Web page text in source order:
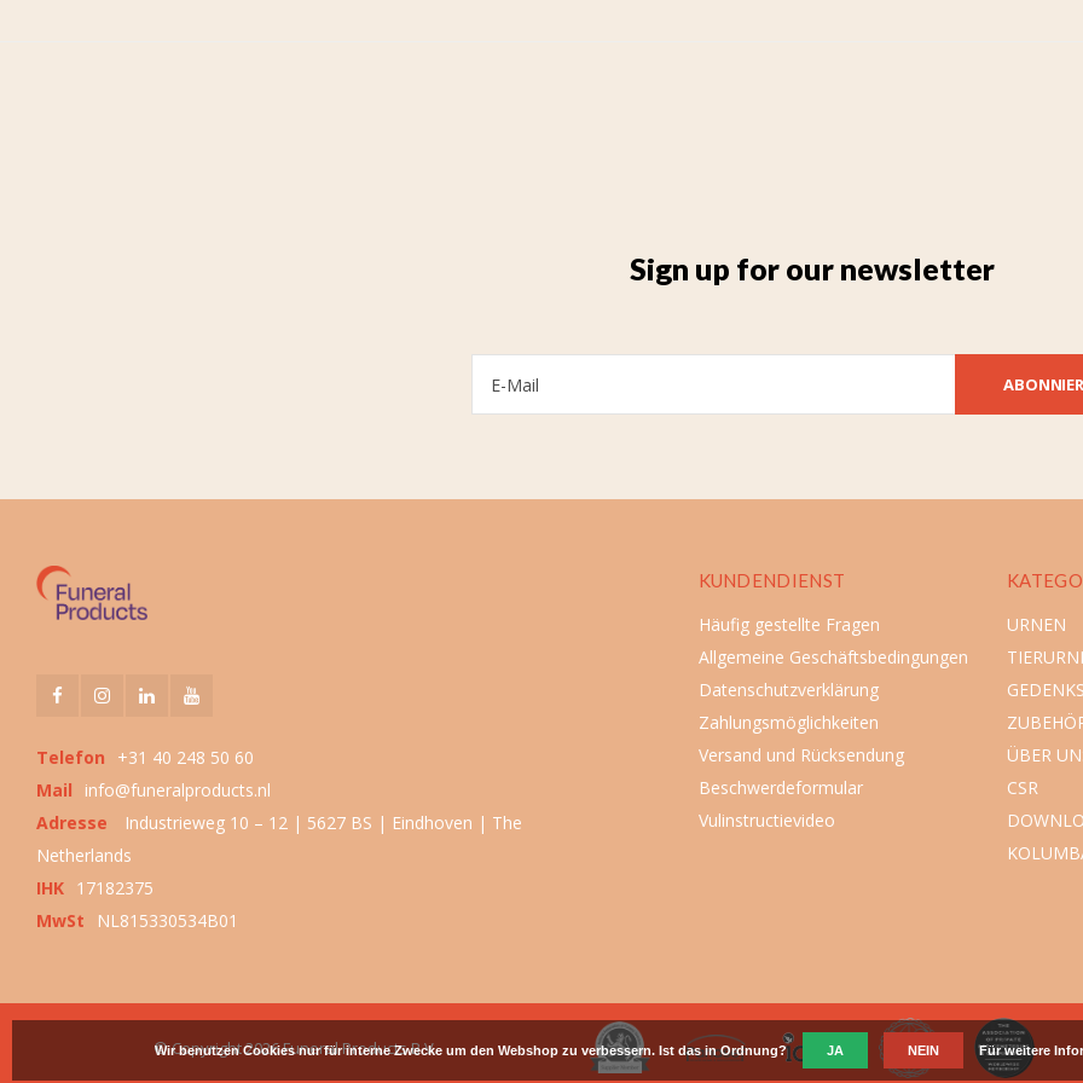
Sign up for our newsletter
Telefon
+31 40 248 50 60
Mail
info@funeralproducts.nl
Adresse
Industrieweg 10 – 12 | 5627 BS | Eindhoven | The
Netherlands
IHK 17182375
MwSt
NL815330534B01
KUNDENDIENST
Häufig gestellte Fragen
Allgemeine Geschäftsbedingungen
Datenschutzverklärung
Zahlungsmöglichkeiten
Versand und Rücksendung
Beschwerdeformular
Vulinstructievideo
URNEN
ÜBER
CSR
© Copyright 2026 Funeral Products B.V.
Wir benutzen Cookies nur für interne Zwecke um den Webshop zu verbessern. Ist das in Ordnung? JA NEIN Für weitere